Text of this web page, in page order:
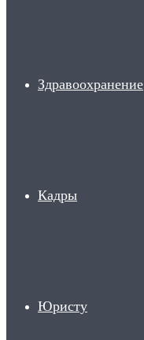
Здравоохранение
Кадры
Юристу